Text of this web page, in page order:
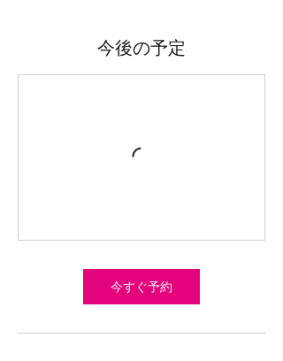
今後の予定
今すぐ予約